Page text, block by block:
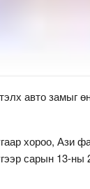
авто замыг
хороо, Ази
сарын 13-ны